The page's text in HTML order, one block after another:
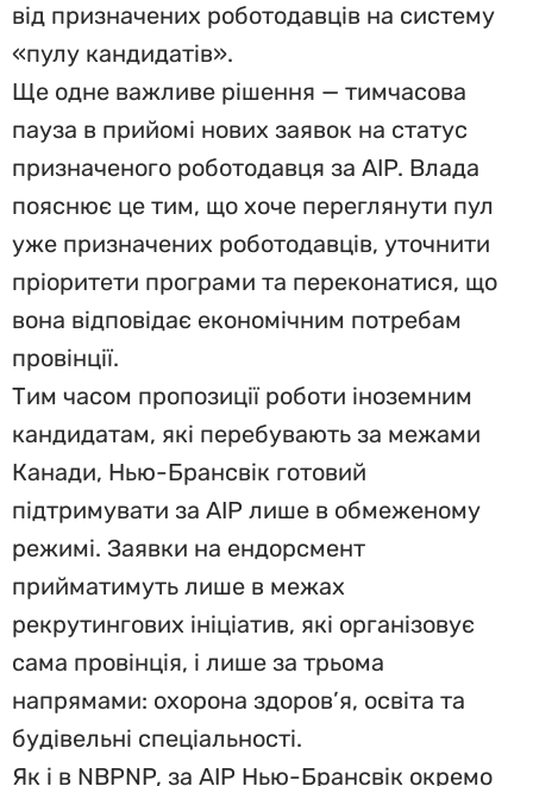
від призначених роботодавців на систему
«пулу кандидатів».
Ще одне важливе рішення — тимчасова
пауза в прийомі нових заявок на статус
призначеного роботодавця за AIP. Влада
пояснює це тим, що хоче переглянути пул
уже призначених роботодавців, уточнити
пріоритети програми та переконатися, що
вона відповідає економічним потребам
провінції.
Тим часом пропозиції роботи іноземним
кандидатам, які перебувають за межами
Канади, Нью-Брансвік готовий
підтримувати за AIP лише в обмеженому
режимі. Заявки на ендорсмент
прийматимуть лише в межах
рекрутингових ініціатив, які організовує
сама провінція, і лише за трьома
напрямами: охорона здоров’я, освіта та
будівельні спеціальності.
Як і в NBPNP, за AIP Нью-Брансвік окремо